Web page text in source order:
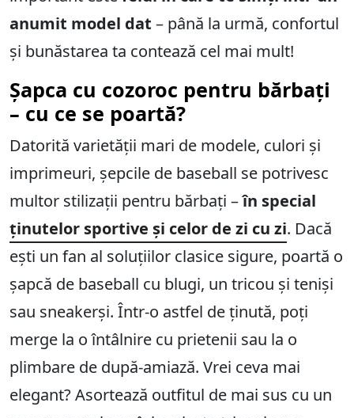
anumit model dat – până la urmă, confortul
și bunăstarea ta contează cel mai mult!
Șapca cu cozoroc pentru bărbați
– cu ce se poartă?
Datorită varietății mari de modele, culori și
imprimeuri, șepcile de baseball se potrivesc
multor stilizații pentru bărbați –în special
ținutelor sportive și celor de zi cu zi. Dacă
ești un fan al soluțiilor clasice sigure, poartă o
șapcă de baseball cu blugi, un tricou și teniși
sau sneakerși. Într-o astfel de ținută, poți
merge la o întâlnire cu prietenii sau la o
plimbare de după-amiază. Vrei ceva mai
elegant? Asortează outfitul de mai sus cu un